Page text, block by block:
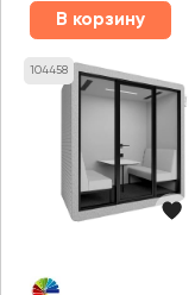
В корзину
104458